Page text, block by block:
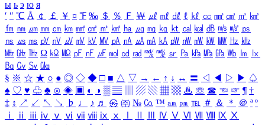
ы ь э ю я
′ ″ ℃ Å ￠ ￡ ￥ ¤ ℉ ‰ ＄ ％ Ｆ ￦ ㎕ ㎖ ㎗ ℓ ㎘ ㏄ ㎣ ㎤ ㎥ ㎦
㎙ ㎚ ㎛ ㎜ ㎝ ㎞ ㎟ ㎠ ㎡ ㎢ ㏊ ㎍ ㎎ ㎏ ㏏ ㎈ ㎉ ㏈ ㎧ ㎨ ㎰
㎱ ㎲ ㎳ ㎴ ㎵ ㎶ ㎷ ㎸ ㎹ ㎀ ㎁ ㎂ ㎃ ㎄ ㎺ ㎻ ㎽ ㎾ ㎿ ㎐ ㎑
㎒ ㎓ ㎔ Ω ㏀ ㏁ ㎊ ㎋ ㎌ ㏖ ㏅ ㎭ ㎮ ㎯ ㏛ ㎩ ㎪ ㎫ ㎬ ㏝ ㏐
㏓
㏃ ㏉ ㏜ ㏆
§ ※ ☆ ★ ○ ● ◎ ◇ ◆ □ ■ △ ▽ → ← ↑ ↓ ↔ 〓 ◁ ◀ ▷ ▶ ♤
♠ ♡ ♥ ♧ ♣ ⊙ ◈ ▣ ◐ ◑ ▒ ▤ ▨ ▧ ▦ ▩ ♨ ☏ ☎ ☜ ☞ ¶ †
‡ ↕ ↗ ↙ ↖ ↘ ♭ ♩ ♪ ♬ ㉿ ㈜ № ㏇ ™ ㏂ ㏘ ℡ ＃ ＆ ＊ ＠ ª º
ⅰ
ⅱ ⅲ ⅳ ⅴ ⅵ ⅶ ⅷ ⅸ ⅹ Ⅳ Ⅴ Ⅵ Ⅶ Ⅷ Ⅸ Ⅹ